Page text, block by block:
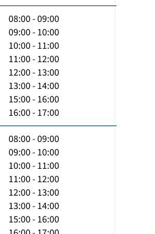
08:00 - 09:00
09:00 - 10:00
10:00 - 11:00
11:00 - 12:00
12:00 - 13:00
13:00 - 14:00
15:00 - 16:00
16:00 - 17:00
08:00 - 09:00
09:00 - 10:00
10:00 - 11:00
11:00 - 12:00
12:00 - 13:00
13:00 - 14:00
15:00 - 16:00